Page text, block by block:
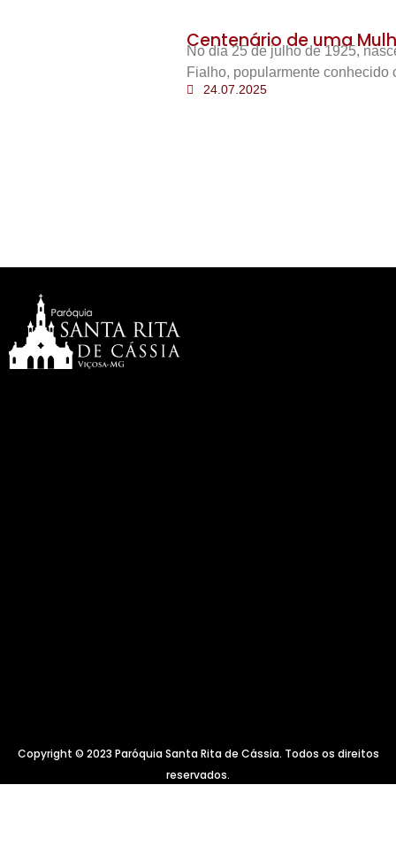
Centenário de uma
No dia 25 de julho de 1925,
Fialho, popularmente conhecido
24.07.2025
Copyright © 2023 Paróquia Santa Rita de Cássia. Todos os direitos
reservados.